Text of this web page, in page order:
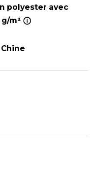
polyester avec
m²